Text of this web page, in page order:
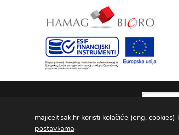
PIN TRGOVINE
majiceitisak.hr koristi kolačiće (eng.
postavkama.